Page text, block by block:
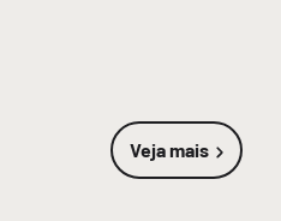
Veja mais
sobre